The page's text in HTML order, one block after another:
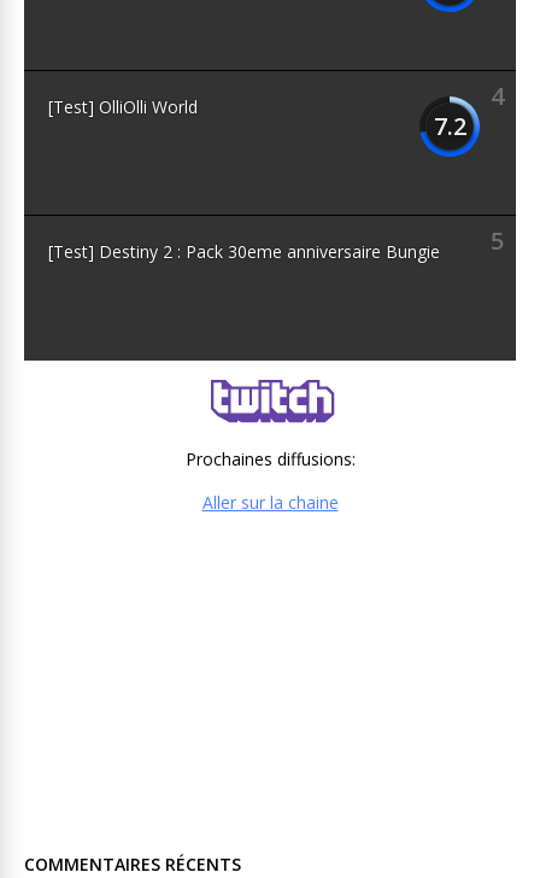
4
7.2
[Test] OlliOlli World
5
[Test] Destiny 2 : Pack 30eme anniversaire Bungie
Prochaines diffusions:
Aller sur la chaine
COMMENTAIRES RÉCENTS